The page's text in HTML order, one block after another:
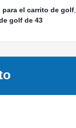
para el carrito de golf
golf de 43